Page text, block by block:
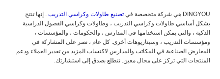
DINGYOU هي شركة متخصصة في تصنيع طاولات وكراسي التدريب . إنها تنتج
بشكل أساسي طاولات وكراسي التدريب ، وطاولات وكراسي الفصول الدراسية
الذكية ، والتي يمكن استخدامها في المدارس ، والحكومات ، والمؤسسات ،
ومؤسسات التدريب ، وسيناريوهات أخرى. كل عام ، نصر على المشاركة في
المعارض الصناعية في المكاتب والمدارس لاكتساب المزيد من تقدير العملاء ودعم
المنتجات التي تركز على مجال معين. نتطلع بصدق إلى استشارتك.